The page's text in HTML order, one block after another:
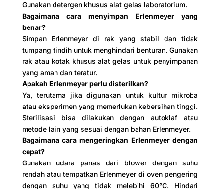
Gunakan detergen khusus alat gelas laboratorium.
Bagaimana cara menyimpan Erlenmeyer yang
benar?
Simpan Erlenmeyer di rak yang stabil dan tidak
tumpang tindih untuk menghindari benturan. Gunakan
rak atau kotak khusus alat gelas untuk penyimpanan
yang aman dan teratur.
Apakah Erlenmeyer perlu disterilkan?
Ya, terutama jika digunakan untuk kultur mikroba
atau eksperimen yang memerlukan kebersihan tinggi.
Sterilisasi bisa dilakukan dengan autoklaf atau
metode lain yang sesuai dengan bahan Erlenmeyer.
Bagaimana cara mengeringkan Erlenmeyer dengan
cepat?
Gunakan udara panas dari blower dengan suhu
rendah atau tempatkan Erlenmeyer di oven pengering
dengan suhu yang tidak melebihi 60°C. Hindari